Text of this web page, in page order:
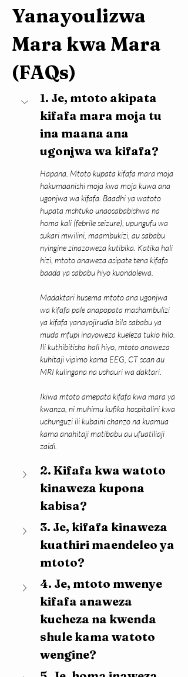
Yanayoulizwa
Mara kwa Mara
(FAQs)
1. Je, mtoto akipata
kifafa mara moja tu
ina maana ana
ugonjwa wa kifafa?
Hapana. Mtoto kupata kifafa mara moja
hakumaanishi moja kwa moja kuwa ana
ugonjwa wa kifafa. Baadhi ya watoto
hupata mshtuko unaosababishwa na
homa kali (febrile seizure), upungufu wa
sukari mwilini, maambukizi, au sababu
nyingine zinazoweza kutibika. Katika hali
hizi, mtoto anaweza asipate tena kifafa
baada ya sababu hiyo kuondolewa.
Madaktari husema mtoto ana ugonjwa
wa kifafa pale anapopata mashambulizi
ya kifafa yanayojirudia bila sababu ya
muda mfupi inayoweza kueleza tukio hilo.
Ili kuthibitisha hali hiyo, mtoto anaweza
kuhitaji vipimo kama EEG, CT scan au
MRI kulingana na ushauri wa daktari.
Ikiwa mtoto amepata kifafa kwa mara ya
kwanza, ni muhimu kufika hospitalini kwa
uchunguzi ili kubaini chanzo na kuamua
kama anahitaji matibabu au ufuatiliaji
zaidi.
2. Kifafa kwa watoto
kinaweza kupona
kabisa?
3. Je, kifafa kinaweza
kuathiri maendeleo ya
mtoto?
4. Je, mtoto mwenye
kifafa anaweza
kucheza na kwenda
shule kama watoto
wengine?